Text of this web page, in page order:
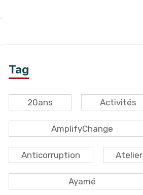
Tag
20ans Activités
AmplifyChange
Anticorruption Atelier
Ayamé